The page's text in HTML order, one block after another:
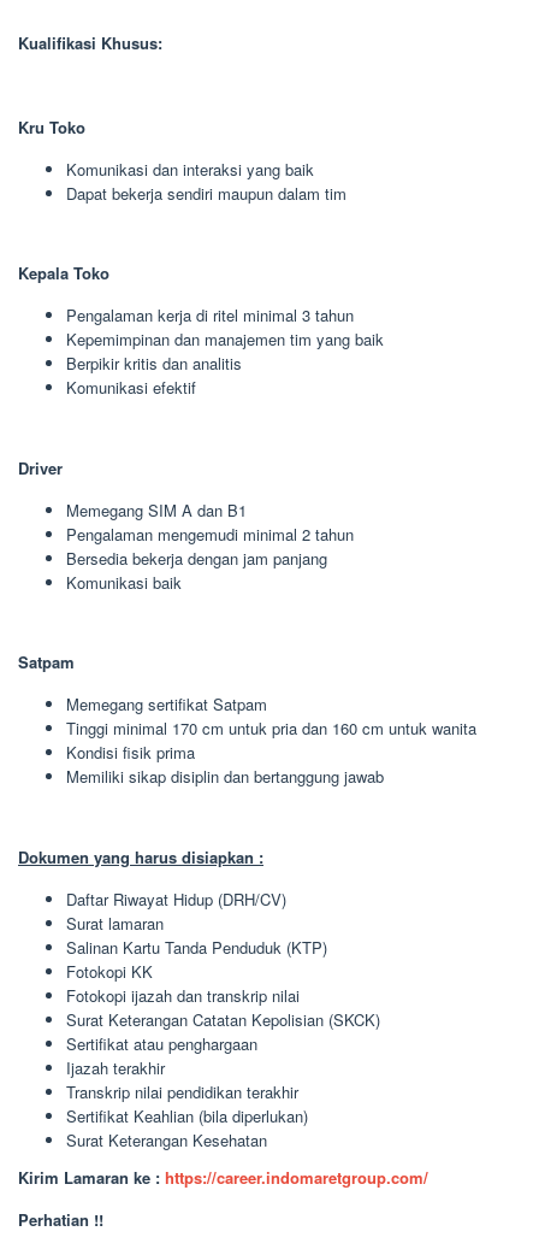
Kualifikasi Khusus:
Kru Toko
Komunikasi dan interaksi yang baik
Dapat bekerja sendiri maupun dalam tim
Kepala Toko
Pengalaman kerja di ritel minimal 3 tahun
Kepemimpinan dan manajemen tim yang baik
Berpikir kritis dan analitis
Komunikasi efektif
Driver
Memegang SIM A dan B1
Pengalaman mengemudi minimal 2 tahun
Bersedia bekerja dengan jam panjang
Komunikasi baik
Satpam
Memegang sertifikat Satpam
Tinggi minimal 170 cm untuk pria dan 160 cm untuk wanita
Kondisi fisik prima
Memiliki sikap disiplin dan bertanggung jawab
Dokumen yang harus disiapkan :
Daftar Riwayat Hidup (DRH/CV)
Surat lamaran
Salinan Kartu Tanda Penduduk (KTP)
Fotokopi KK
Fotokopi ijazah dan transkrip nilai
Surat Keterangan Catatan Kepolisian (SKCK)
Sertifikat atau penghargaan
Ijazah terakhir
Transkrip nilai pendidikan terakhir
Sertifikat Keahlian (bila diperlukan)
Surat Keterangan Kesehatan
Kirim Lamaran ke : https://career.indomaretgroup.com/
Perhatian !!